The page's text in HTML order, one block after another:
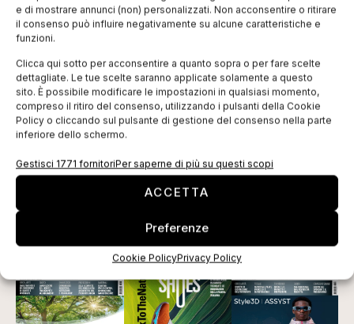
e di mostrare annunci (non) personalizzati. Non acconsentire o ritirare
il consenso può influire negativamente su alcune caratteristiche e
funzioni.
Clicca qui sotto per acconsentire a quanto sopra o per fare scelte
dettagliate. Le tue scelte saranno applicate solamente a questo
sito. È possibile modificare le impostazioni in qualsiasi momento,
compreso il ritiro del consenso, utilizzando i pulsanti della Cookie
Policy o cliccando sul pulsante di gestione del consenso nella parte
inferiore dello schermo.
Gestisci 1771 fornitoriPer saperne di più su questi scopi
ACCETTA
Preferenze
Cookie PolicyPrivacy Policy
in grado di assicurare sempre la giusta
temperatura, evitando la sensazione di caldo
traspirazione. La lana assorbe il sudore che si crea
durante uno sforzo e lo rilascia sottoforma di vapore
acqueo, assicurando così una pelle sempre asciutta.
La naturale elasticità della lana, estendibile fino al
30% senza danneggiarsi, la rende quindi
particolarmente adatta all’uso sportivo.
Tag:
EDICOLA WEB